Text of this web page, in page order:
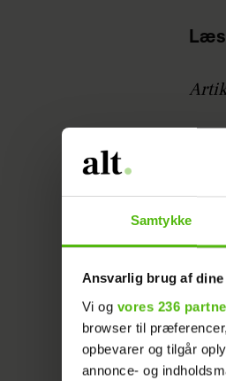
Samtykke
Ansvarlig brug af dine
Vi og vores 236
browser til
opbevarer og tilgår
annonce- og
Læs
I juli
-
det
gik
det